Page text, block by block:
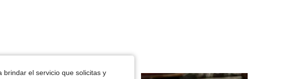
brindar el servicio que solicitas y